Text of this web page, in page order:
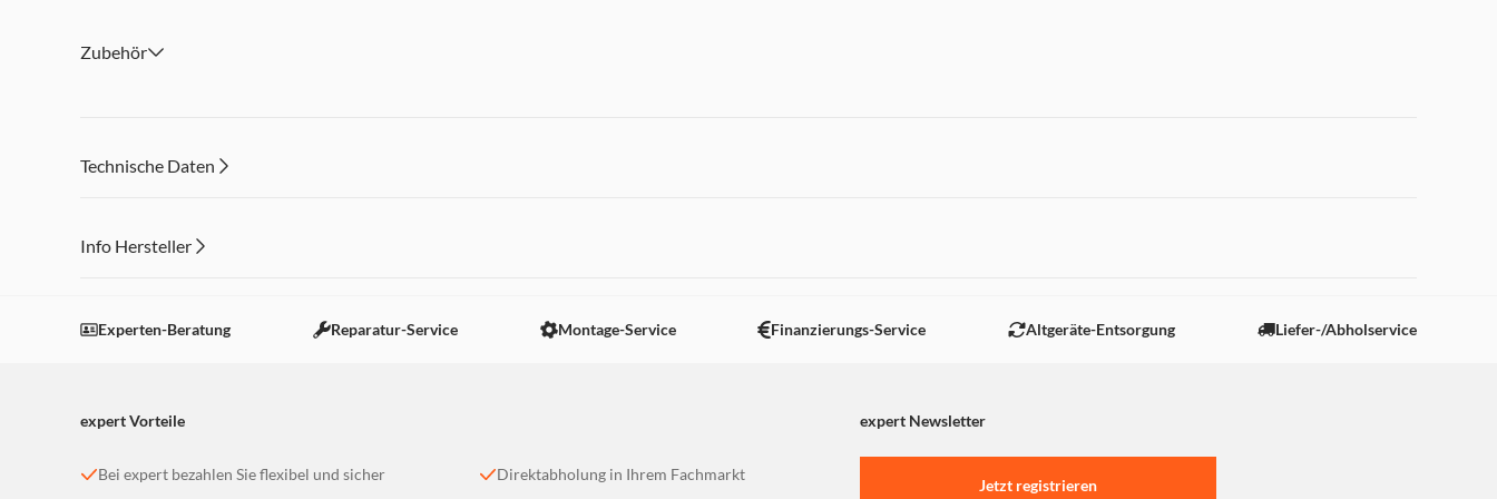
Zubehör
Technische Daten
Info Hersteller
Einstellungen anpassen
Experten-Beratung Reparatur-Service Montage-Service Finanzierungs-Service Altgeräte-Entsorgung Liefer-/Abholservice
expert Vorteile expert Newsletter
Bei expert bezahlen Sie flexibel und sicher Direktabholung in Ihrem Fachmarkt
Jetzt registrieren